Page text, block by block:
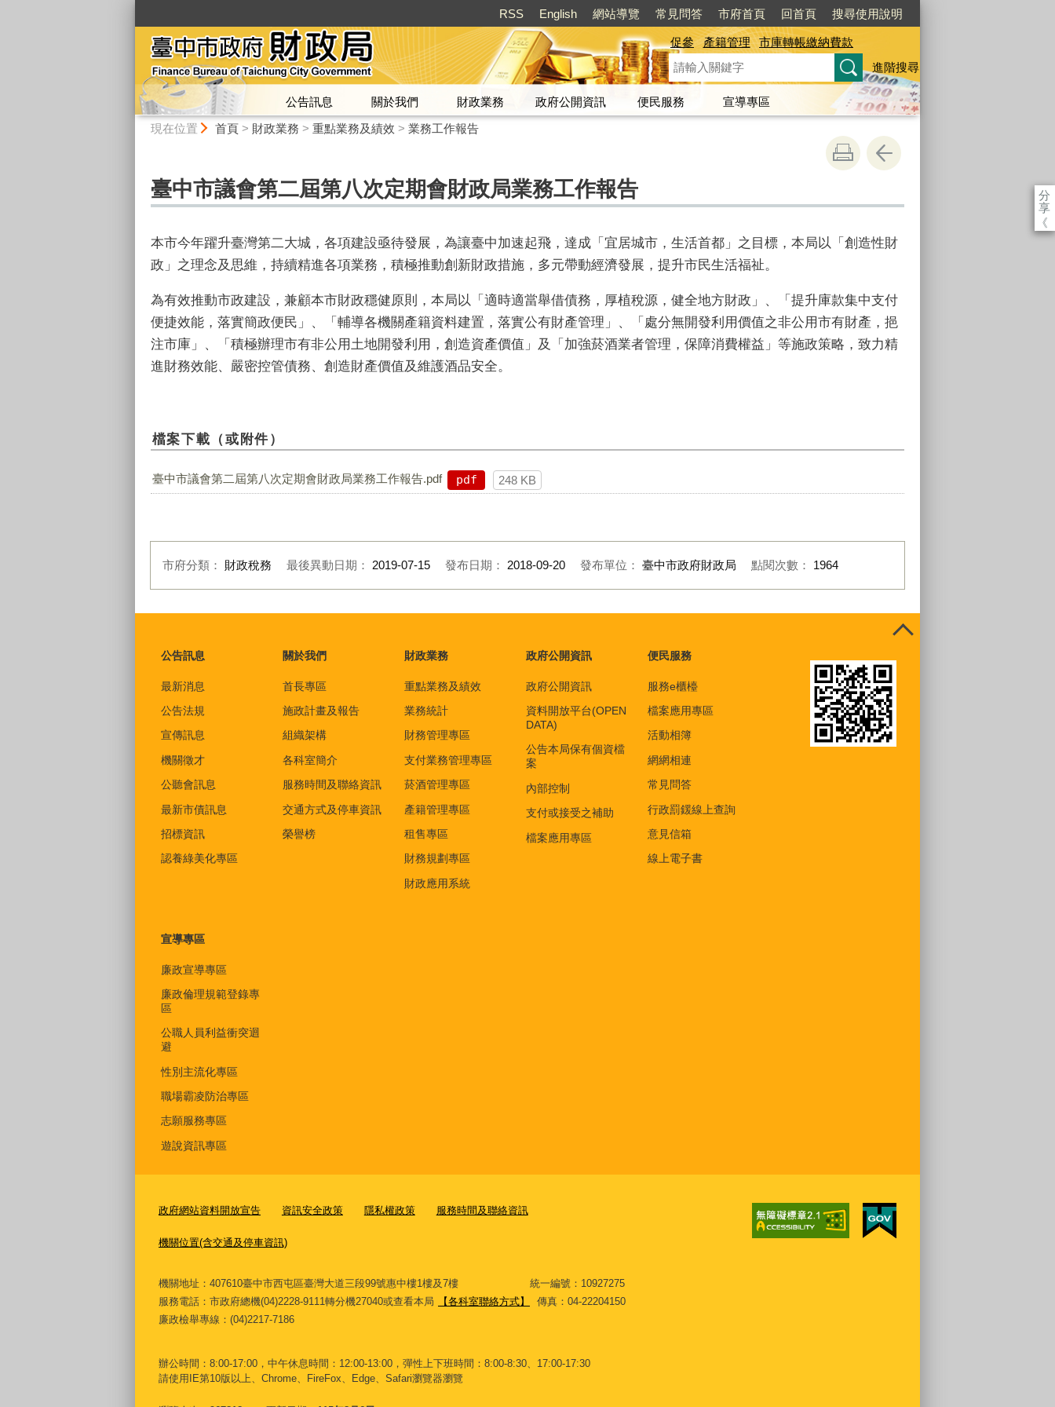
RSS English 網站導覽 常見問答 市府首頁 回首頁 搜尋使用說明
促參 產籍管理
市庫轉帳繳納費款
進階搜尋
公告訊息 關於我們 財政業務 政府公開資訊 便民服務
宣導專區
現在位置 首頁> 財政業務 > 重點業務及績效 > 業務工作報告
分
享
《
臺中市議會第二屆第八次定期會財政局業務工作報告
本市今年躍升臺灣第二大城，各項建設亟待發展，為讓臺中加速起飛，達成「宜居城市，生活首都」之目標，本局以「創造性財
政」之理念及思維，持續精進各項業務，積極推動創新財政措施，多元帶動經濟發展，提升市民生活福祉。
為有效推動市政建設，兼顧本市財政穩健原則，本局以「適時適當舉借債務，厚植稅源，健全地方財政」、「提升庫款集中支付
便捷效能，落實簡政便民」、「輔導各機關產籍資料建置，落實公有財產管理」、「處分無開發利用價值之非公用市有財產，挹
注市庫」、「積極辦理市有非公用土地開發利用，創造資產價值」及「加強菸酒業者管理，保障消費權益」等施政策略，致力精
進財務效能、嚴密控管債務、創造財產價值及維護酒品安全。
檔案下載（或附件）
臺中市議會第二屆第八次定期會財政局業務工作報告.pdf pdf 248 KB
市府分類： 財政稅務 最後異動日期： 2019-07-15 發布日期： 2018-09-20 發布單位： 臺中市政府財政局 點閱次數： 1964
公告訊息
最新消息
公告法規
宣傳訊息
機關徵才
公聽會訊息
最新市債訊息
招標資訊
認養綠美化專區
關於我們
首長專區
施政計畫及報告
組織架構
各科室簡介
服務時間及聯絡資訊
交通方式及停車資訊
榮譽榜
財政業務
重點業務及績效
業務統計
財務管理專區
支付業務管理專區
菸酒管理專區
產籍管理專區
租售專區
財務規劃專區
財政應用系統
政府公開資訊
政府公開資訊
資料開放平台(OPEN
DATA)
公告本局保有個資檔
案
內部控制
支付或接受之補助
檔案應用專區
便民服務
服務e櫃檯
檔案應用專區
活動相簿
網網相連
常見問答
行政罰鍰線上查詢
意見信箱
線上電子書
宣導專區
廉政宣導專區
廉政倫理規範登錄專
區
公職人員利益衝突迴
避
性別主流化專區
職場霸凌防治專區
志願服務專區
遊說資訊專區
政府網站資料開放宣告 資訊安全政策 隱私權政策 服務時間及聯絡資訊
機關位置(含交通及停車資訊)
機關地址：407610臺中市西屯區臺灣大道三段99號惠中樓1樓及7樓 統一編號：10927275
服務電話 ：市政府總機(04)2228-9111轉分機27040或查看本局 【各科室聯絡方式】
傳真：04-22204150
廉政檢舉專線：(04)2217-7186
辦公時間：8:00-17:00，中午休息時間：12:00-13:00，彈性上下班時間：8:00-8:30、17:00-17:30
請使用IE第10版以上、Chrome、FireFox、Edge、Safari瀏覽器瀏覽